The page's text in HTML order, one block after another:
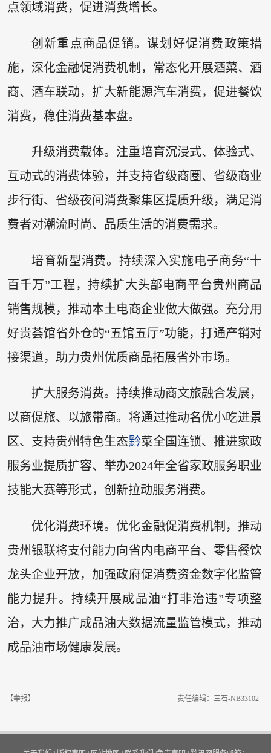
点领域消费，促进消费增长。
创新重点商品促销。谋划好促消费政策措
施，深化金融促消费机制，常态化开展酒菜、酒
商、酒车联动，扩大新能源汽车消费，促进餐饮
消费，稳住消费基本盘。
升级消费载体。注重培育沉浸式、体验式、
互动式的消费体验，并支持省级商圈、省级商业
步行街、省级夜间消费聚集区提质升级，满足消
费者对潮流时尚、品质生活的消费需求。
培育新型消费。持续深入实施电子商务“十
百千万”工程，持续扩大头部电商平台贵州商品
销售规模，推动本土电商企业做大做强。充分用
好贵荟馆省外仓的“五馆五厅”功能，打通产销对
接渠道，助力贵州优质商品拓展省外市场。
扩大服务消费。持续推动商文旅融合发展，
以商促旅、以旅带商。将通过推动名优小吃进景
区、支持贵州特色生态黔菜全国连锁、推进家政
服务业提质扩容、举办2024年全省家政服务职业
技能大赛等形式，创新拉动服务消费。
优化消费环境。优化金融促消费机制，推动
贵州银联将支付能力向省内电商平台、零售餐饮
龙头企业开放，加强政府促消费资金数字化监管
能力提升。持续开展成品油“打非治违”专项整
治，大力推广成品油大数据流量监管模式，推动
成品油市场健康发展。
【举报】 责任编辑：三石-NB33102